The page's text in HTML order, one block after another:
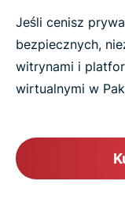
Jeśli cenisz
bezpiecznych,
witrynami i
wirtualnymi w